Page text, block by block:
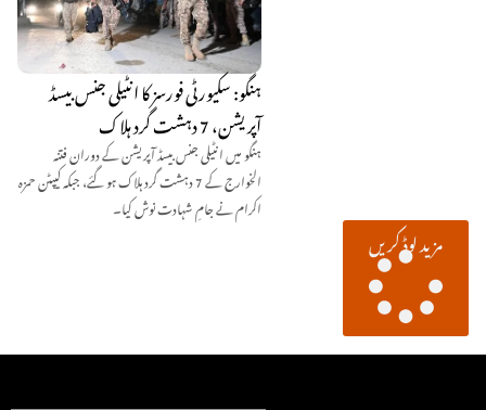
ہنگو: سکیورٹی فورسز کا انٹیلی جنس بیسڈ
آپریشن، 7 دہشت گرد ہلاک
ہنگو میں انٹیلی جنس بیسڈ آپریشن کے دوران فتنہ
الخوارج کے 7 دہشت گرد ہلاک ہو گئے، جبکہ کیپٹن حمزہ
اکرام نے جامِ شہادت نوش کیا۔
مزید لوڈ کریں